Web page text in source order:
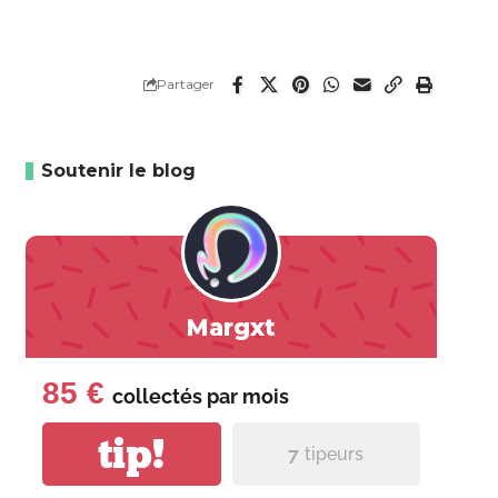
Partager
Soutenir le blog
Margxt
85 € collectés par mois
tip! 7 tipeurs